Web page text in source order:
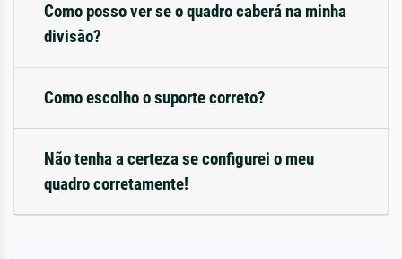
Como posso ver se o quadro caberá na minha
divisão?
Como escolho o suporte correto?
Não tenha a certeza se configurei o meu
quadro corretamente!